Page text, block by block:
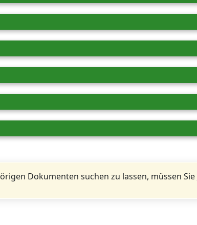
Dokumenten suchen zu lassen, müssen Sie